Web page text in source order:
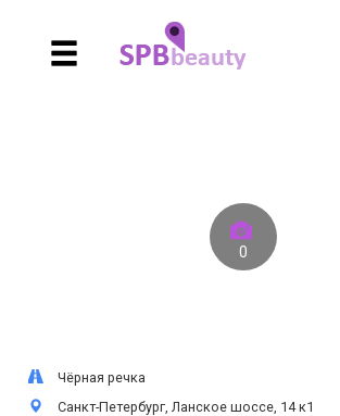
0
Чёрная речка
Санкт-Петербург, Ланское шоссе, 14 к1